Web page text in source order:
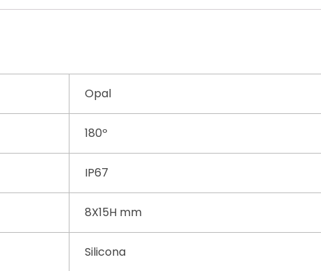
Opal
180º
IP67
8X15H mm
Silicona